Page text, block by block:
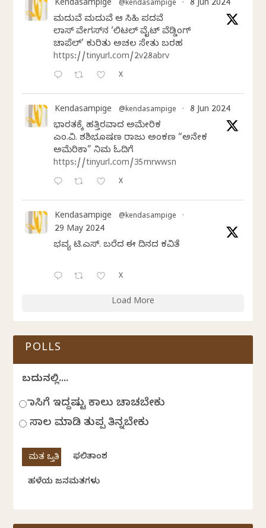
Kendasampige @kendasampige · 8 Jun 2024
ಮದುವೆ ಮದುವೆ ಆ ಸಿಹಿ ಪದವೆ
ಲಾಸ್‌ ವೇಗಸ್‌ನ ‘ಲಿಟಲ್ ವೈಟ್ ವೆಡ್ಡಿಂಗ್
ಚಾಪೆಲ್’ ಕುರಿತು ಅಚಲ ಸೇತು ಬರಹ
https://tinyurl.com/2v28abrv
X
Kendasampige @kendasampige · 8 Jun 2024
ಭಾರತಕ್ಕೆ ಹತ್ತಿರವಾದ ಅಮೇರಿಕ
ಎಂ.ವಿ. ಶಶಿಭೂಷಣ ರಾಜು ಅಂಕಣ “ಅನೇಕ
ಅಮೆರಿಕಾ” ನಿಮ್ಮ ಓದಿಗೆ
https://tinyurl.com/35mrwwsn
X
Kendasampige @kendasampige ·
29 May 2024
ಭವ್ಯ ಟಿ.ಎಸ್. ಬರೆದ ಈ ದಿನದ ಕವಿತೆ
X
Load More
POLLS
ಬದುಕಿನಲ್ಲಿ....
ಹಾಸಿಗೆ ಇದ್ದಷ್ಟು ಕಾಲು ಚಾಚಬೇಕು
ಸಾಲ ಮಾಡಿ ತುಪ್ಪ ತಿನ್ನಬೇಕು
ಫಲಿತಾಂಶ
ಹಳೆಯ ಜನಮತಗಳು